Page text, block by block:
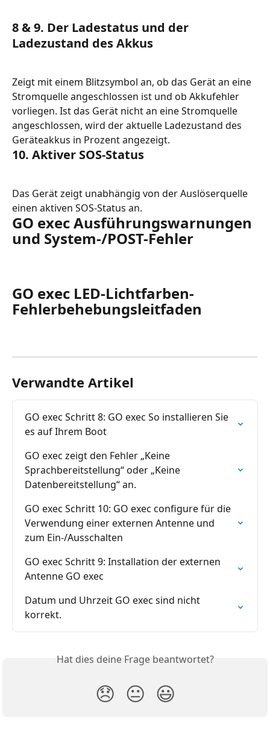
8 & 9. Der Ladestatus und der
Ladezustand des Akkus
Zeigt mit einem Blitzsymbol an, ob das Gerät an eine
Stromquelle angeschlossen ist und ob Akkufehler
vorliegen. Ist das Gerät nicht an eine Stromquelle
angeschlossen, wird der aktuelle Ladezustand des
Geräteakkus in Prozent angezeigt.
10. Aktiver SOS-Status
Das Gerät zeigt unabhängig von der Auslöserquelle
einen aktiven SOS-Status an.
GO exec Ausführungswarnungen
und System-/POST-Fehler
GO exec LED-Lichtfarben-
Fehlerbehebungsleitfaden
Verwandte Artikel
GO exec Schritt 8: GO exec So installieren Sie
es auf Ihrem Boot
GO exec zeigt den Fehler „Keine
Sprachbereitstellung“ oder „Keine
Datenbereitstellung“ an.
GO exec Schritt 10: GO exec configure für die
Verwendung einer externen Antenne und
zum Ein-/Ausschalten
GO exec Schritt 9: Installation der externen
Antenne GO exec
Datum und Uhrzeit GO exec sind nicht
korrekt.
Hat dies deine Frage beantwortet?
😞 😐 😃